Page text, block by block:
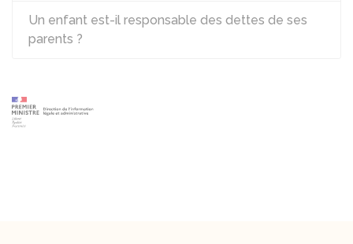
Un enfant est-il responsable des dettes de ses
parents ?